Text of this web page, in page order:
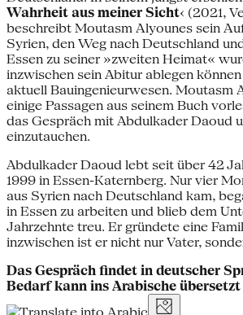
Wahrheit aus meiner Sicht‹ (2021,
beschreibt Moutasm Alyounes sein
Syrien, den Weg nach Deutschland
Essen zu seiner »zweiten Heimat«
inzwischen sein Abitur ablegen
aktuell Bauingenieurwesen. Moutasm
einige Passagen aus seinem Buch
das Gespräch mit Abdulkader Daoud
einzutauchen.
Abdulkader Daoud lebt seit über 42
1999 in Essen-Katernberg. Nur vier
aus Syrien nach Deutschland kam,
in Essen zu arbeiten und blieb dem
Jahrzehnte treu. Er gründete eine
inzwischen ist er nicht nur Vater,
Das Gespräch findet in deutscher
Bedarf kann ins Arabische